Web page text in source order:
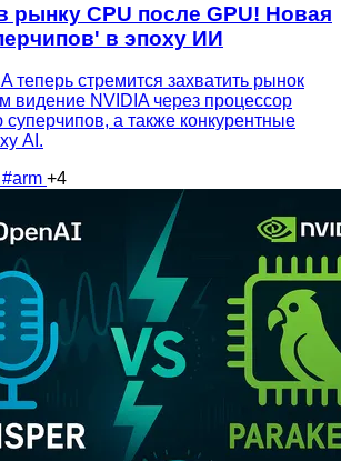
рынку CPU после GPU! Новая
в эпоху ИИ
теперь стремится захватить рынок
видение NVIDIA через процессор
суперчипов, а также конкурентные
AI.
#arm +4